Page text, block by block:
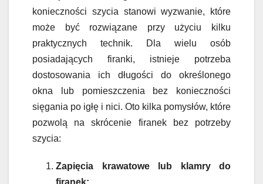
konieczności szycia stanowi wyzwanie, które
może być rozwiązane przy użyciu kilku
praktycznych technik. Dla wielu osób
posiadających firanki, istnieje potrzeba
dostosowania ich długości do określonego
okna lub pomieszczenia bez konieczności
sięgania po igłę i nici. Oto kilka pomysłów, które
pozwolą na skrócenie firanek bez potrzeby
szycia:
Zapięcia krawatowe lub klamry do
firanek: